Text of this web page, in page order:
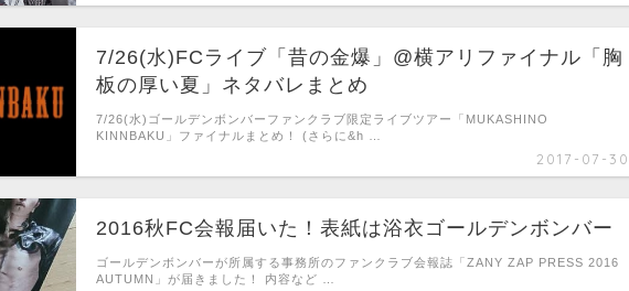
7/26(水)FCライブ「昔の金爆」@横アリファイナル「胸
板の厚い夏」ネタバレまとめ
2017-07-30
7/26(水)ゴールデンボンバーファンクラブ限定ライブツアー「MUKASHINO
KINNBAKU」ファイナルまとめ！ (さらに&h …
2016秋FC会報届いた！表紙は浴衣ゴールデンボンバー
ゴールデンボンバーが所属する事務所のファンクラブ会報誌「ZANY ZAP PRESS 2016
AUTUMN」が届きました！ 内容など …